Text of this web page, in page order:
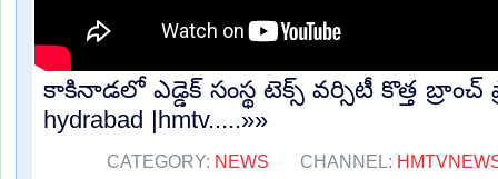
కాకినాడలో ఎడ్డెక్ సంస్థ టెక్స్ వర్సిటీ కొత్త బ్రాంచ్
hydrabad |hmtv.....»»
CATEGORY: NEWS CHANNEL: